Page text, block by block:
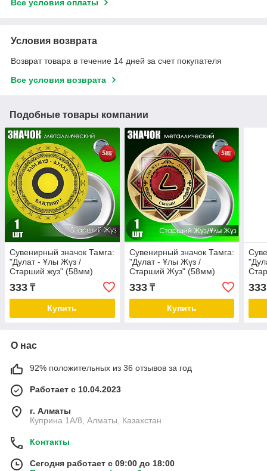
Все условия оплаты
Условия возврата
Возврат товара в течение 14 дней за счет покупателя
Все условия возврата
Подобные товары компании
Сувенирный значок Тамга:
"Дулат - Ұлы Жүз /
Старший жуз" (58мм)
333 ₸
Купить
Сувенирный значок Тамга:
"Дулат - Ұлы Жүз /
Старший Жуз" (58мм)
333₸
Купить
333
О нас
92% положительных из 36 отзывов за год
Работает с 10.04.2023
г. Алматы
Куприна 1A/8, Алматы, Казахстан
Контакты
Сегодня работает с 09:00 до 18:00